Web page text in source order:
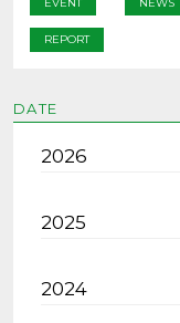
REPORT
DATE
2026
2025
2024